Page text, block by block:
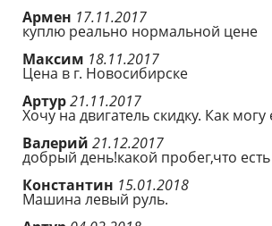
Армен 17.11.2017
куплю реально нормальной цене
Максим 18.11.2017
Цена в г. Новосибирске
Артур21.11.2017
Хочу на двигатель скидку. Как могу
Валерий 21.12.2017
добрый день!какой пробег,что
Константин 15.01.2018
Машина левый руль.